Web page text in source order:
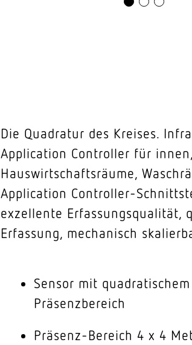
Die Quadratur des Kreises.
Application Controller für
Hauswirtschaftsräume,
Application Controller-
exzellente Erfassungsqualität,
Erfassung, mechanisch
Sensor mit quadratischem
Präsenzbereich
Präsenz-Bereich 4 x 4